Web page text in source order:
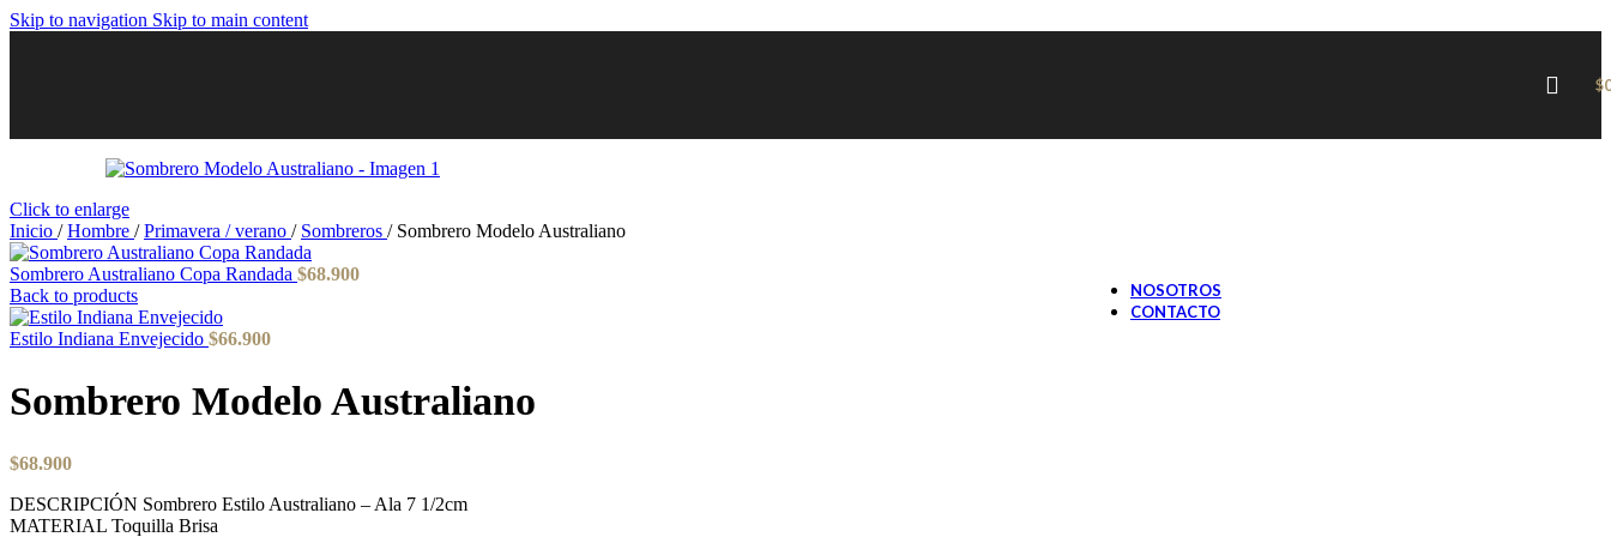
Skip to navigation Skip to main content
PRIMAVERA / VERANO
OTOÑO / INVIERNO
NOSOTROS
CONTACTO
$
Click to enlarge
Inicio / Hombre / Primavera / verano / Sombreros / Sombrero Modelo Australiano
Sombrero Australiano Copa Randada $68.900
Back to products
Estilo Indiana Envejecido $66.900
Sombrero Modelo Australiano
$68.900
DESCRIPCIÓN Sombrero Estilo Australiano – Ala 7 1/2cm
MATERIAL Toquilla Brisa